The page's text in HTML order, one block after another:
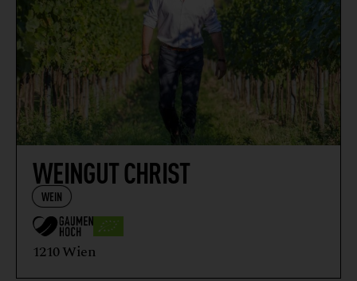
WEINGUT CHRIST
WEIN
1210 Wien